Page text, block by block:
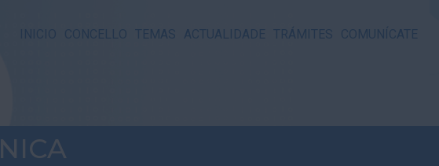
INICIO CONCELLO TEMAS ACTUALIDADE TRÁMITES COMUNÍCATE